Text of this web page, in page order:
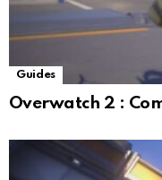
Guides
Overwatch 2 :